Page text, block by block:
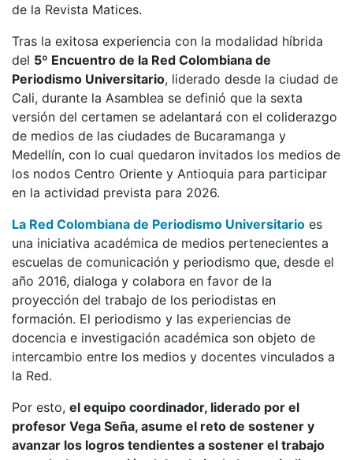
de la Revista Matices.
Tras la exitosa experiencia con la modalidad híbrida
del 5º Encuentro de la Red Colombiana de
Periodismo Universitario, liderado desde la ciudad de
Cali, durante la Asamblea se definió que la sexta
versión del certamen se adelantará con el coliderazgo
de medios de las ciudades de Bucaramanga y
Medellín, con lo cual quedaron invitados los medios de
los nodos Centro Oriente y Antioquia para participar
en la actividad prevista para 2026.
La Red Colombiana de Periodismo Universitario es
una iniciativa académica de medios pertenecientes a
escuelas de comunicación y periodismo que, desde el
año 2016, dialoga y colabora en favor de la
proyección del trabajo de los periodistas en
formación. El periodismo y las experiencias de
docencia e investigación académica son objeto de
intercambio entre los medios y docentes vinculados a
la Red.
Por esto, el equipo coordinador, liderado por el
profesor Vega Seña, asume el reto de sostener y
avanzar los logros tendientes a sostener el trabajo